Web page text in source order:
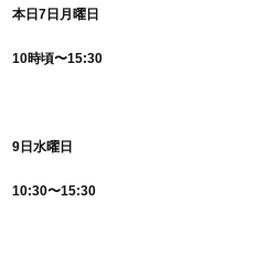
本日7日月曜日
10時頃〜15:30
9日水曜日
10:30〜15:30